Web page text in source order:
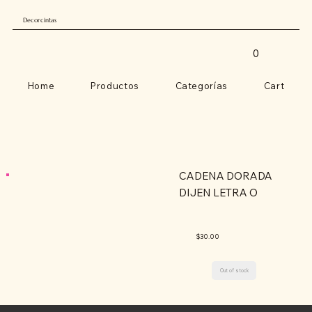
Decorcintas
Home Productos Categorías Cart
0
Out of stock
CADENA DORADA
DIJEN LETRA O
$30.00